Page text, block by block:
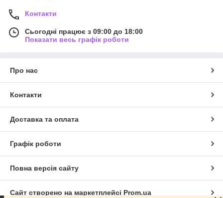
Контакти
Сьогодні працює з 09:00 до 18:00
Показати весь графік роботи
Про нас
Контакти
Доставка та оплата
Графік роботи
Повна версія сайту
Сайт створено на маркетплейсі Prom.ua